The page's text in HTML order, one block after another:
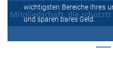
wichtigsten Bereiche Ihres
und sparen bares Geld.